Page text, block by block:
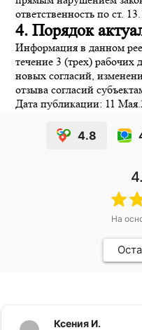
ответственность по ст.
4. Порядок
Информация в данном
течение 3 (трех) рабочих
новых согласий,
отзыва согласий
Дата публикации: 11
4.8
На
Ксения И.